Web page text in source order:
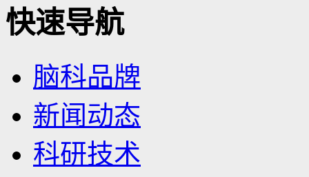
快速导航
脑科品牌
新闻动态
科研技术